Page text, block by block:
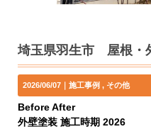
2026/06/07｜施工事例 その他
Before After
外壁塗装 施工時期 2026